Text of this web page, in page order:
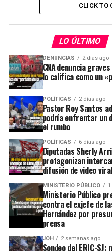
CLICK TO
LO ÚLTIMO
DENUNCIAS 2 días ago
CNA denuncia
lo califica como un
POLÍTICAS 2 días ago
Pastor Roy Santos
podría enfrentar un
el rumbo
POLÍTICAS 6 días ago
Diputadas Sherly
protagonizan
difusión de video viral
MINISTERIO PÚBLICO
Ministerio Público
contra el exjefe de
Hernández por
prensa
JOH 2 semanas ago
Sondeo del ERIC-